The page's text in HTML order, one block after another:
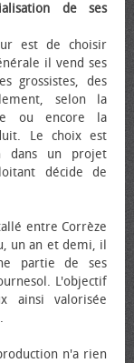
de ses
est de choisir
il vend ses
grossistes, des
selon la
ou encore la
Le choix est
dans un projet
décide de
entre Corrèze
un an et demi, il
partie de ses
L'objectif
ainsi valorisée
n'a rien